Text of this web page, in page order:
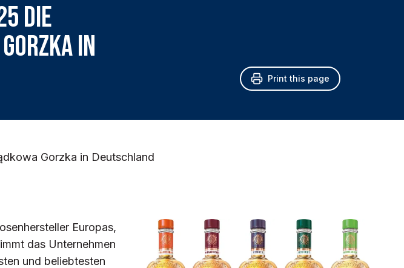
die
in
Print this page
Gorzka in Deutschland
Europas,
das Unternehmen
und beliebtesten